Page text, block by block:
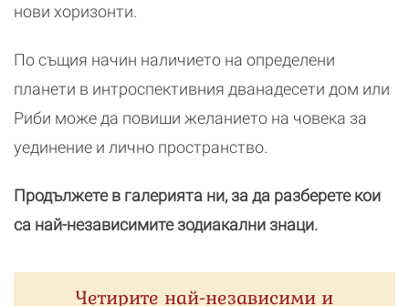
нови хоризонти.
По същия начин наличието на определени
планети в интроспективния дванадесети дом или
Риби може да повиши желанието на човека за
уединение и лично пространство.
Продължете в галерията ни, за да разберете кои
са най-независимите зодиакални знаци.
Четирите най-независими и